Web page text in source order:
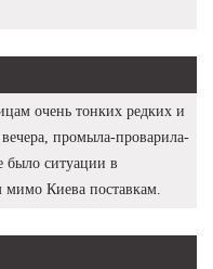
очень тонких редких и
промыла-проварила-
было ситуации в
Киева поставкам.